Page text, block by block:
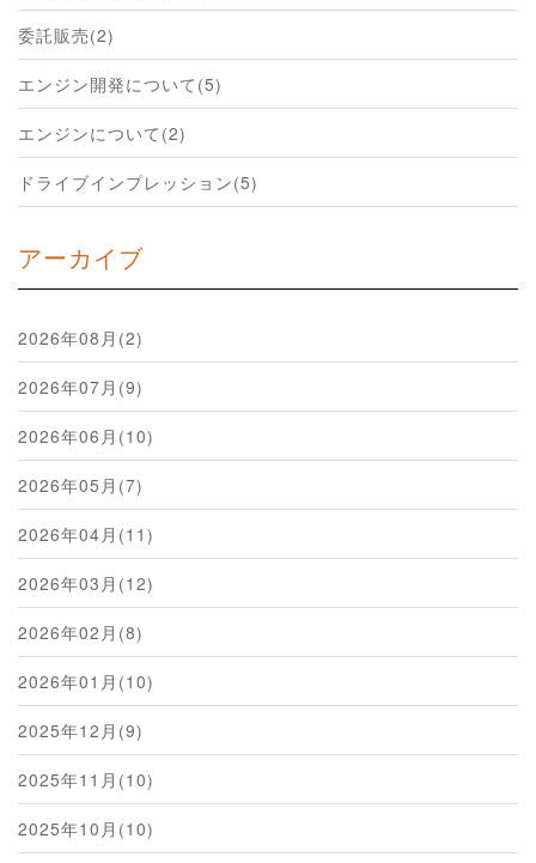
委託販売(2)
エンジン開発について(5)
エンジンについて(2)
ドライブインプレッション(5)
アーカイブ
2026年08月(2)
2026年07月(9)
2026年06月(10)
2026年05月(7)
2026年04月(11)
2026年03月(12)
2026年02月(8)
2026年01月(10)
2025年12月(9)
2025年11月(10)
2025年10月(10)